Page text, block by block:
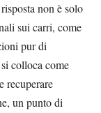
non è solo
sui carri, come
pur di
colloca come
recuperare
un punto di